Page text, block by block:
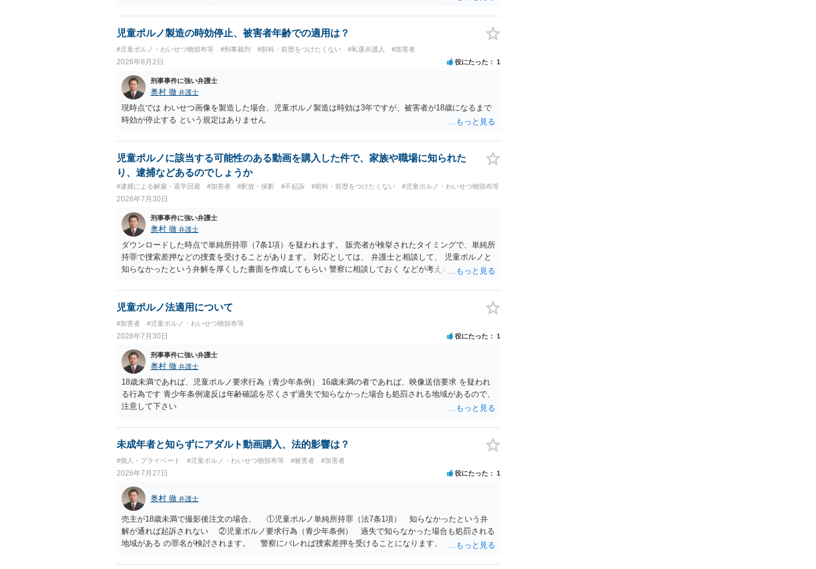
児童ポルノ製造の時効停止、被害者年齢での適用は？
#児童ポルノ・わいせつ物頒布等 #刑事裁判 #前科・前歴をつけたくない #私選弁護人 #加害者
2026年8月2日 役にたった 1
刑事事件に強い弁護士
奥村 徹 弁護士
現時点では わいせつ画像を製造した場合、児童ポルノ製造は時効は3年ですが、被害者が18歳になるまで
時効が停止する という規定はありません
児童ポルノに該当する可能性のある動画を購入した件で、家族や職場に知られた
り、逮捕などあるのでしょうか
#逮捕による解雇・退学回避 #加害者 #釈放・保釈 #不起訴 #前科・前歴をつけたくない #児童ポルノ・わいせつ物頒布等
2026年7月30日
刑事事件に強い弁護士
奥村 徹 弁護士
ダウンロードした時点で単純所持罪（7条1項）を疑われます。 販売者が検挙されたタイミングで、単純所
持罪で捜索差押などの捜査を受けることがあります。 対応としては、 弁護士と相談して、 児童ポルノと
知らなかったという弁解を厚くした書面を作成してもらい 警察に相談しておく などが考えられます。
児童ポルノ法適用について
#加害者 #児童ポルノ・わいせつ物頒布等
2026年7月30日 役にたった 1
刑事事件に強い弁護士
奥村 徹 弁護士
18歳未満であれば、児童ポルノ要求行為（青少年条例） 16歳未満の者であれば、映像送信要求 を疑われ
る行為です 青少年条例違反は年齢確認を尽くさず過失で知らなかった場合も処罰される地域があるので、
注意して下さい
未成年者と知らずにアダルト動画購入、法的影響は？
#個人・プライベート #児童ポルノ・わいせつ物頒布等 #被害者 #加害者
2026年7月27日 役にたった 1
奥村 徹 弁護士
売主が18歳未満で撮影後注文の場合、 ①児童ポルノ単純所持罪（法7条1項） 知らなかったという弁
解が通れば起訴されない ②児童ポルノ要求行為（青少年条例） 過失で知らなかった場合も処罰される
地域がある の罪名が検討されます。 警察にバレれば捜索差押を受けることになります。 対応として